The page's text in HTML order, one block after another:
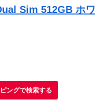
Sim 512GB ホワ
ングで検索する